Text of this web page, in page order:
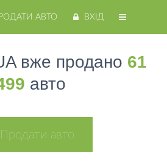
АВТО ВХІД
вже продано 61
авто
Продати авто